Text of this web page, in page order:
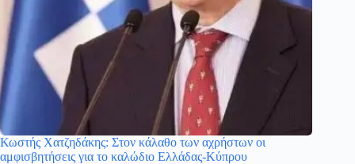
Κωστής Χατζηδάκης: Στον κάλαθο των αχρήστων οι
αμφισβητήσεις για το καλώδιο Ελλάδας-Κύπρου